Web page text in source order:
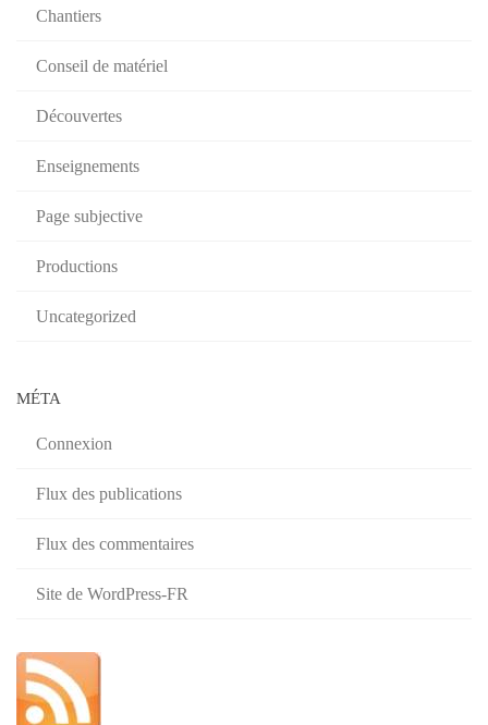
Chantiers
Conseil de matériel
Découvertes
Enseignements
Page subjective
Productions
Uncategorized
MÉTA
Connexion
Flux des publications
Flux des commentaires
Site de WordPress-FR